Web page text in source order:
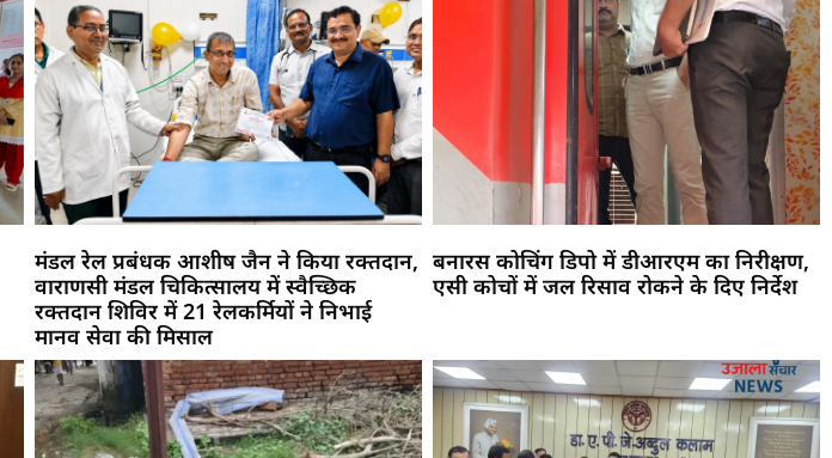
मंडल रेल प्रबंधक आशीष जैन ने किया रक्तदान,
वाराणसी मंडल चिकित्सालय में स्वैच्छिक
रक्तदान शिविर में 21 रेलकर्मियों ने निभाई
मानव सेवा की मिसाल
बनारस कोचिंग डिपो में डीआरएम का निरीक्षण,
एसी कोचों में जल रिसाव रोकने के दिए निर्देश